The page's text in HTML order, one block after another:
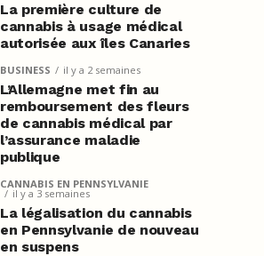
La première culture de
cannabis à usage médical
autorisée aux îles Canaries
BUSINESS il y a 2 semaines
L’Allemagne met fin au
remboursement des fleurs
de cannabis médical par
l’assurance maladie
publique
CANNABIS EN PENNSYLVANIE
il y a 3 semaines
La légalisation du cannabis
en Pennsylvanie de nouveau
en suspens